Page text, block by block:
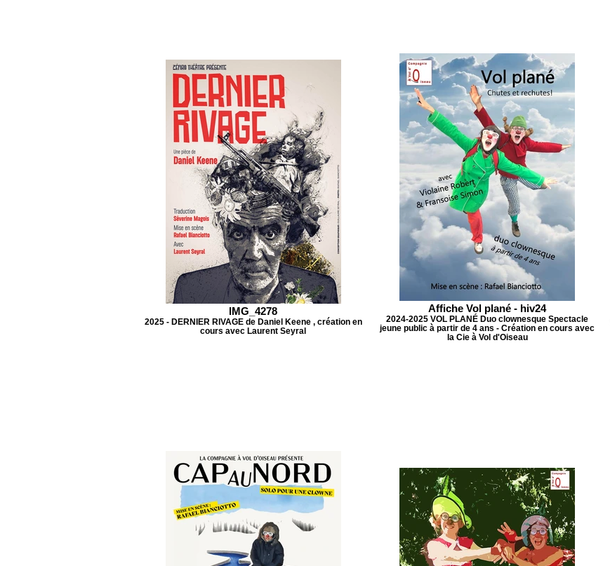
IMG_4278
2025 - DERNIER RIVAGE de Daniel Keene , création en
cours avec Laurent Seyral
Affiche Vol plané - hiv24
2024-2025 VOL PLANÉ Duo clownesque Spectacle
jeune public à partir de 4 ans - Création en cours avec
la Cie à Vol d'Oiseau